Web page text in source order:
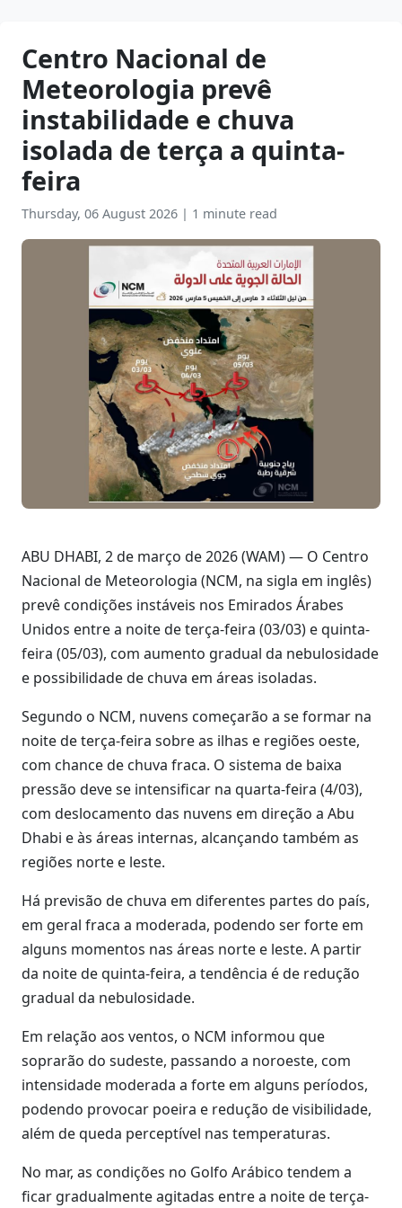
Centro Nacional de
Meteorologia prevê
instabilidade e chuva
isolada de terça a quinta-
feira
Thursday, 06 August 2026 | 1 minute read
ABU DHABI, 2 de março de 2026 (WAM) — O Centro
Nacional de Meteorologia (NCM, na sigla em inglês)
prevê condições instáveis nos Emirados Árabes
Unidos entre a noite de terça-feira (03/03) e quinta-
feira (05/03), com aumento gradual da nebulosidade
e possibilidade de chuva em áreas isoladas.
Segundo o NCM, nuvens começarão a se formar na
noite de terça-feira sobre as ilhas e regiões oeste,
com chance de chuva fraca. O sistema de baixa
pressão deve se intensificar na quarta-feira (4/03),
com deslocamento das nuvens em direção a Abu
Dhabi e às áreas internas, alcançando também as
regiões norte e leste.
Há previsão de chuva em diferentes partes do país,
em geral fraca a moderada, podendo ser forte em
alguns momentos nas áreas norte e leste. A partir
da noite de quinta-feira, a tendência é de redução
gradual da nebulosidade.
Em relação aos ventos, o NCM informou que
soprarão do sudeste, passando a noroeste, com
intensidade moderada a forte em alguns períodos,
podendo provocar poeira e redução de visibilidade,
além de queda perceptível nas temperaturas.
No mar, as condições no Golfo Arábico tendem a
ficar gradualmente agitadas entre a noite de terça-